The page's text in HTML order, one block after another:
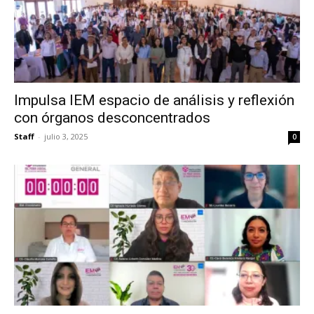
Impulsa IEM espacio de análisis y reflexión
con órganos desconcentrados
Staff - julio 3, 2025 0